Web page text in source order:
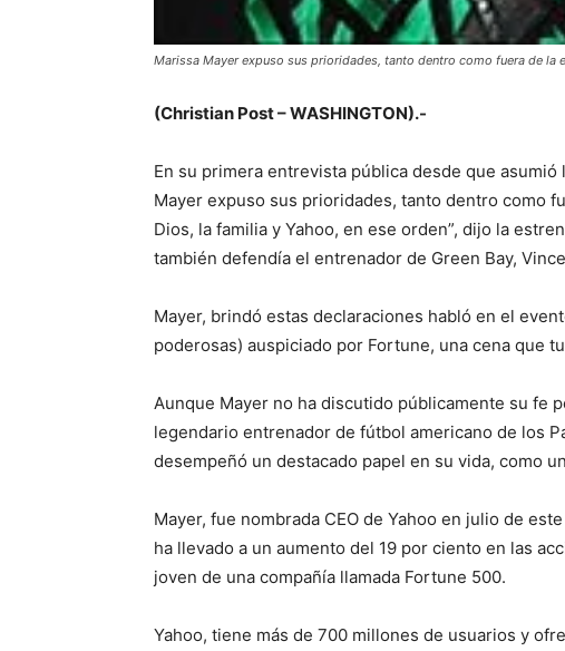
Marissa Mayer expuso sus prioridades, tanto dentro como fuera de la
(Christian Post –WASHINGTON).-
En su primera entrevista pública desde que
Mayer expuso sus prioridades, tanto dentro como
Dios, la familia y Yahoo, en ese orden”, dijo la
también defendía el entrenador de Green Bay,
Mayer, brindó estas declaraciones habló en el
poderosas) auspiciado por Fortune, una cena que
Aunque Mayer no ha discutido públicamente su fe
legendario entrenador de fútbol americano de los
desempeñó un destacado papel en su vida, como
Mayer, fue nombrada CEO de Yahoo en julio de
ha llevado a un aumento del 19 por ciento en las
joven de una compañía llamada Fortune 500.
Yahoo, tiene más de 700 millones de usuarios y